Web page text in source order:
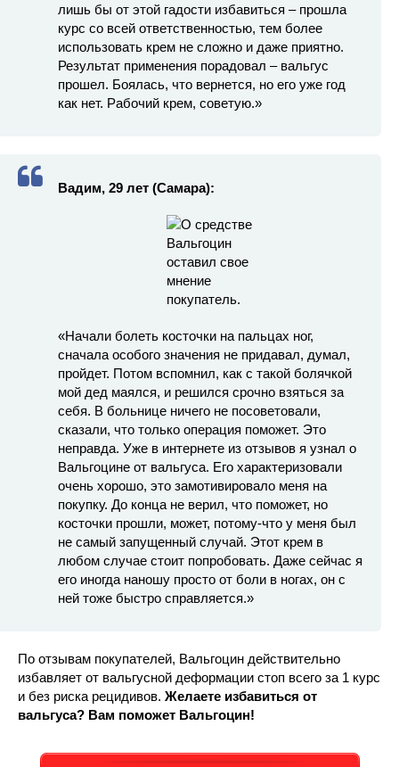
лишь бы от этой гадости избавиться – прошла
курс со всей ответственностью, тем более
использовать крем не сложно и даже приятно.
Результат применения порадовал – вальгус
прошел. Боялась, что вернется, но его уже год
как нет. Рабочий крем, советую.»
Вадим, 29 лет (Самара):
«Начали болеть косточки на пальцах ног,
сначала особого значения не придавал, думал,
пройдет. Потом вспомнил, как с такой болячкой
мой дед маялся, и решился срочно взяться за
себя. В больнице ничего не посоветовали,
сказали, что только операция поможет. Это
неправда. Уже в интернете из отзывов я узнал о
Вальгоцине от вальгуса. Его характеризовали
очень хорошо, это замотивировало меня на
покупку. До конца не верил, что поможет, но
косточки прошли, может, потому-что у меня был
не самый запущенный случай. Этот крем в
любом случае стоит попробовать. Даже сейчас я
его иногда наношу просто от боли в ногах, он с
ней тоже быстро справляется.»
По отзывам покупателей, Вальгоцин действительно
избавляет от вальгусной деформации стоп всего за 1 курс
и без риска рецидивов. Желаете избавиться от
вальгуса? Вам поможет Вальгоцин!